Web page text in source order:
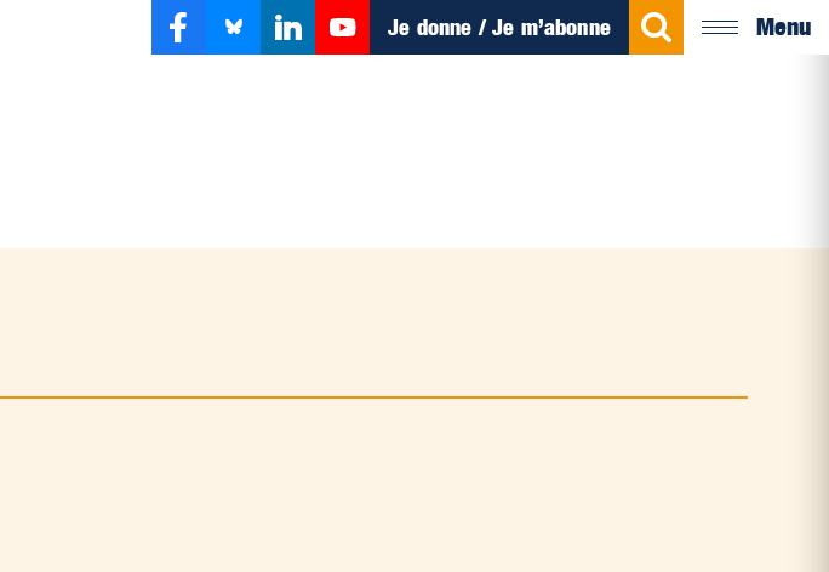
Je donne / Je m’abonne Menu